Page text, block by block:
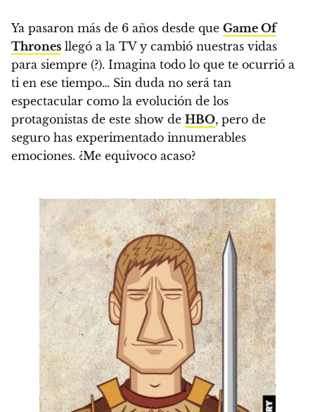
Ya pasaron más de 6 años desde que Game Of
Thrones llegó a la TV y cambió nuestras vidas
para siempre (?). Imagina todo lo que te ocurrió a
ti en ese tiempo… Sin duda no será tan
espectacular como la evolución de los
protagonistas de este show de HBO, pero de
seguro has experimentado innumerables
emociones. ¿Me equivoco acaso?